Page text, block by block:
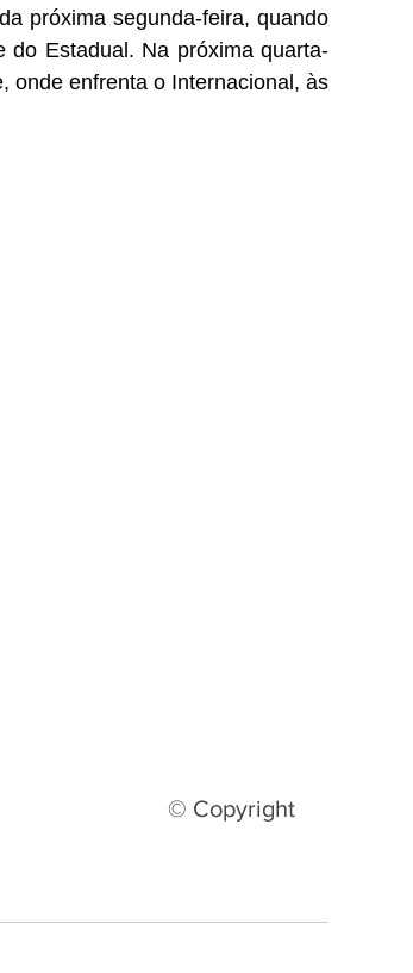
do Estadual. Na próxima quarta-
onde enfrenta o Internacional, às
© Copyright